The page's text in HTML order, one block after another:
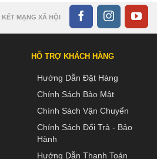
KẾT MẠNG XÃ HỘI
HỖ TRỢ KHÁCH HÀNG
Hướng Dẫn Đặt Hàng
Chính Sách Bảo Mật
Chính Sách Vận Chuyển
Chính Sách Đổi Trả - Bảo
Hành
Hướng Dẫn Thanh Toán